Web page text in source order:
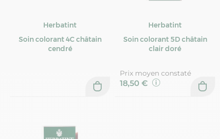
Herbatint
Soin colorant 4C châtain
cendré
Herbatint
Soin colorant 5D châtain
clair doré
Prix moyen constaté
18,50 €